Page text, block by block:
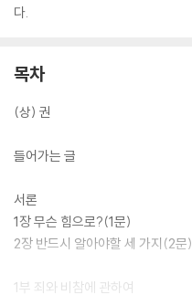
다.
목차
(상) 권
들어가는 글
서론
1장 무슨 힘으로?(1문)
2장 반드시 알아야할 세 가지(2문)
1부 죄와 비참에 관하여